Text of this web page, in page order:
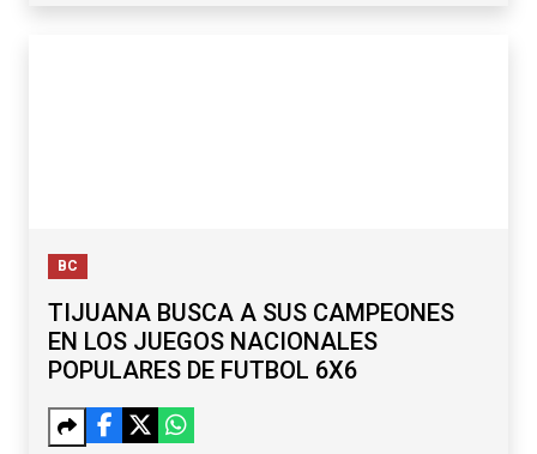
BC
TIJUANA BUSCA A SUS CAMPEONES
EN LOS JUEGOS NACIONALES
POPULARES DE FUTBOL 6X6